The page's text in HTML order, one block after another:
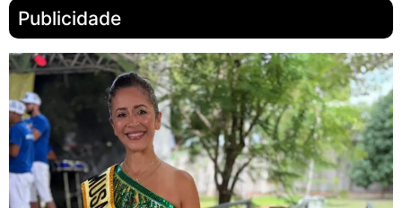
Publicidade